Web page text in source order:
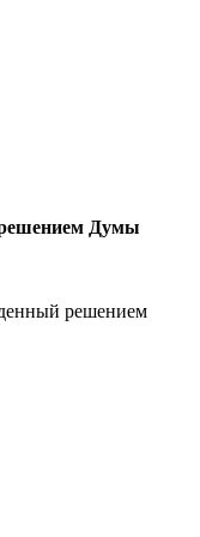
решением Думы
решением